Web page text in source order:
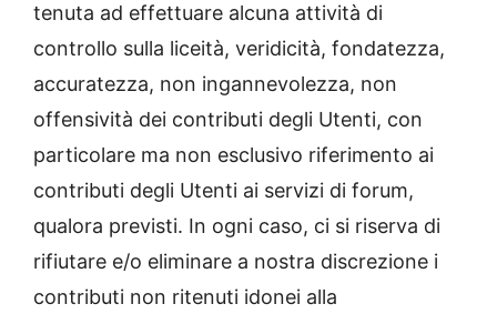
tenuta ad effettuare alcuna attività di
controllo sulla liceità, veridicità, fondatezza,
accuratezza, non ingannevolezza, non
offensività dei contributi degli Utenti, con
particolare ma non esclusivo riferimento ai
contributi degli Utenti ai servizi di forum,
qualora previsti. In ogni caso, ci si riserva di
rifiutare e/o eliminare a nostra discrezione i
contributi non ritenuti idonei alla